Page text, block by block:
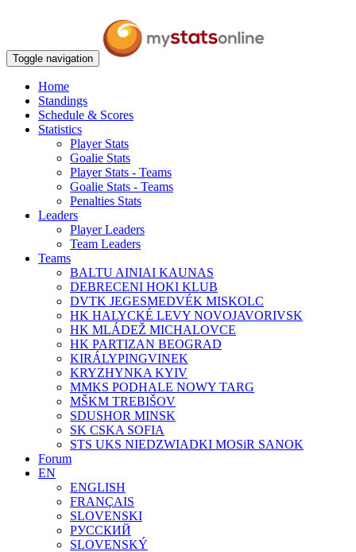
Toggle navigation
Home
Standings
Schedule & Scores
Statistics
Player Stats
Goalie Stats
Player Stats - Teams
Goalie Stats - Teams
Penalties Stats
Leaders
Player Leaders
Team Leaders
Teams
BALTU AINIAI KAUNAS
DEBRECENI HOKI KLUB
DVTK JEGESMEDVÉK MISKOLC
HK HALYCKÉ LEVY NOVOJAVORIVSK
HK MLÁDEŽ MICHALOVCE
HK PARTIZAN BEOGRAD
KIRÁLYPINGVINEK
KRYZHYNKA KYIV
MMKS PODHALE NOWY TARG
MŠKM TREBIŠOV
SDUSHOR MINSK
SK CSKA SOFIA
STS UKS NIEDZWIADKI MOSiR SANOK
Forum
EN
ENGLISH
FRANÇAIS
SLOVENSKI
РУССКИЙ
SLOVENSKÝ